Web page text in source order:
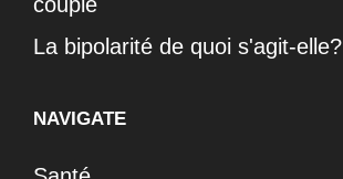
La bipolarité de quoi s'agit-elle?
NAVIGATE